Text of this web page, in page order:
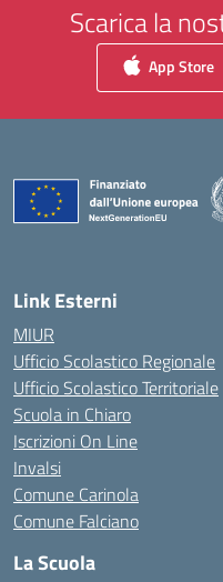
Scarica la
App Store
Link Esterni
MIUR
Ufficio Scolastico Regionale
Ufficio Scolastico Territoriale
Scuola in Chiaro
Iscrizioni On Line
Invalsi
Comune Carinola
Comune Falciano
La Scuola